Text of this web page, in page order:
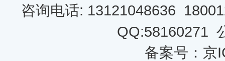
咨询电话: 13121048636
QQ:58160271
备案号：京